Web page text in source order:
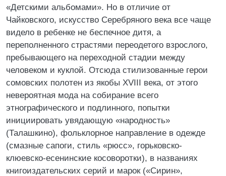
«Детскими альбомами». Но в отличие от
Чайковского, искусство Серебряного века все чаще
видело в ребенке не беспечное дитя, а
переполненного страстями переодетого взрослого,
пребывающего на переходной стадии между
человеком и куклой. Отсюда стилизованные герои
сомовских полотен из якобы XVIII века, от этого
невероятная мода на собирание всего
этнографического и подлинного, попытки
инициировать увядающую «народность»
(Талашкино), фольклорное направление в одежде
(смазные сапоги, стиль «рюсс», горьковско-
клюевско-есенинские косоворотки), в названиях
книгоиздательских серий и марок («Сирин»,